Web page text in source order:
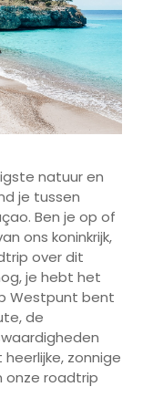
natuur en
je tussen
Ben je op of
ons koninkrijk,
over dit
je hebt het
Westpunt bent
de
zonnige
onze roadtrip